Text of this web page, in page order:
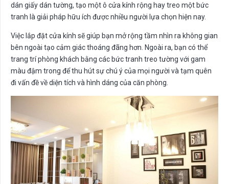
dán giấy dán tường, tạo một ô cửa kính rộng hay treo một bức
tranh là giải pháp hữu ích được nhiều người lựa chọn hiện nay.
Việc lắp đặt cửa kính sẽ giúp bạn mở rộng tầm nhìn ra không gian
bên ngoài tạo cảm giác thoáng đãng hơn. Ngoài ra, bạn có thể
trang trí phòng khách bằng các bức tranh treo tường với gam
màu đậm trong để thu hút sự chú ý của mọi người và tạm quên
đi vấn đề về diện tích và hình dáng của căn phòng.